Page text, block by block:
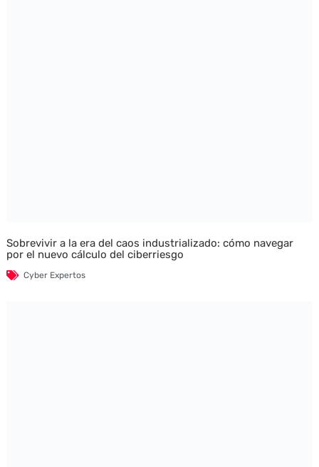
Sobrevivir a la era del caos industrializado: cómo navegar
por el nuevo cálculo del ciberriesgo
Cyber Expertos